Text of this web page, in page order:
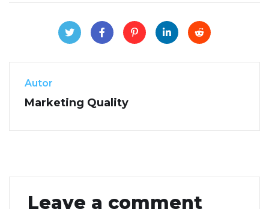
Autor
Marketing Quality
Leave a comment